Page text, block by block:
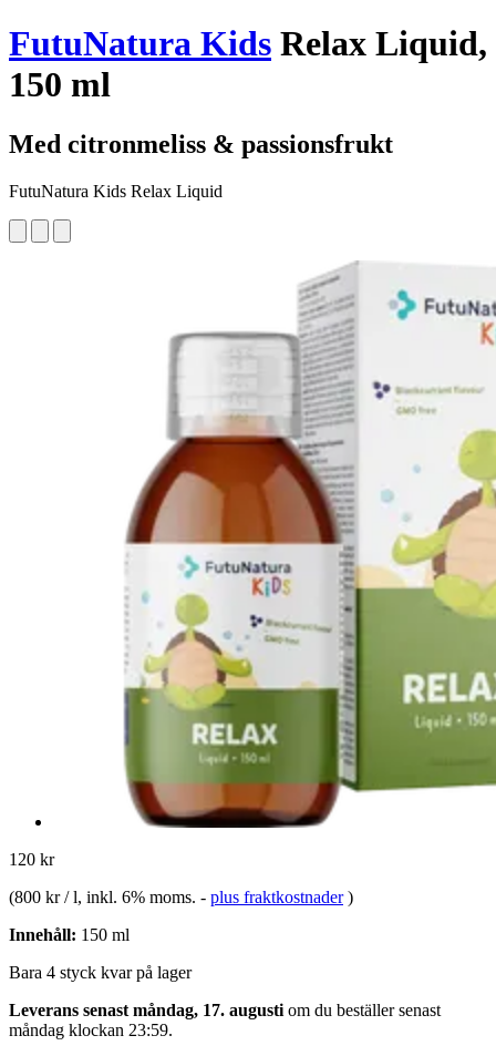
FutuNatura Kids Relax Liquid,
150 ml
Med citronmeliss & passionsfrukt
FutuNatura Kids Relax Liquid
120 kr
(800 kr / l, inkl. 6% moms. - plus fraktkostnader )
Innehåll: 150 ml
Bara 4 styck kvar på lager
Leverans senast måndag, 17. augusti om du beställer senast
måndag klockan 23:59.